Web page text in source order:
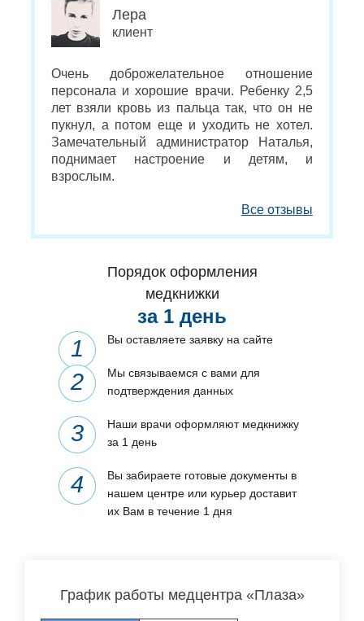
Лера
клиент
Очень доброжелательное отношение
персонала и хорошие врачи. Ребенку 2,5
лет взяли кровь из пальца так, что он не
пукнул, а потом еще и уходить не хотел.
Замечательный администратор Наталья,
поднимает настроение и детям, и
взрослым.
Все отзывы
Порядок оформления
медкнижки
за 1 день
Вы оставляете заявку на сайте
Мы связываемся с вами для
подтверждения данных
Наши врачи оформляют медкнижку
за 1 день
Вы забираете готовые документы в
нашем центре или курьер доставит
их Вам в течение 1 дня
График работы медцентра «Плаза»